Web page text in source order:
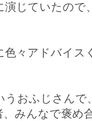
演じていたので
色々アドバイス
うおふじさん
みんなで褒め